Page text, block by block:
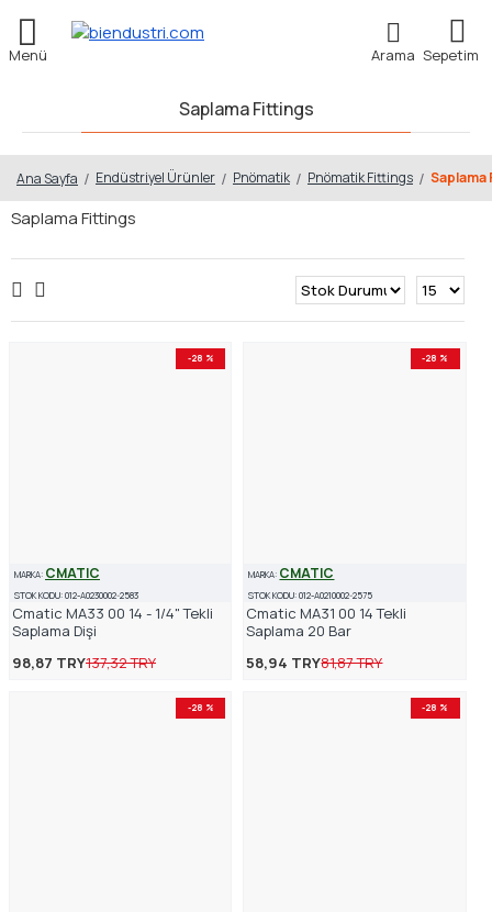
Ana Sayfa Endüstriyel Ürünler Pnömatik Pnömatik Fittings
Saplama Fittings
Saplama Fittings
-28 %
MARKA: CMATIC
STOK KODU:012-A0230002-2583
Cmatic MA33 00 14 - 1/4" Tekli
Saplama Dişi
98,87 TRY137,32 TRY
-28 %
MARKA: CMATIC
STOK KODU: 012-A0210002-2575
Cmatic MA31 00 14 Tekli
Saplama 20 Bar
58,94 TRY81,87 TRY
-28 % -28 %